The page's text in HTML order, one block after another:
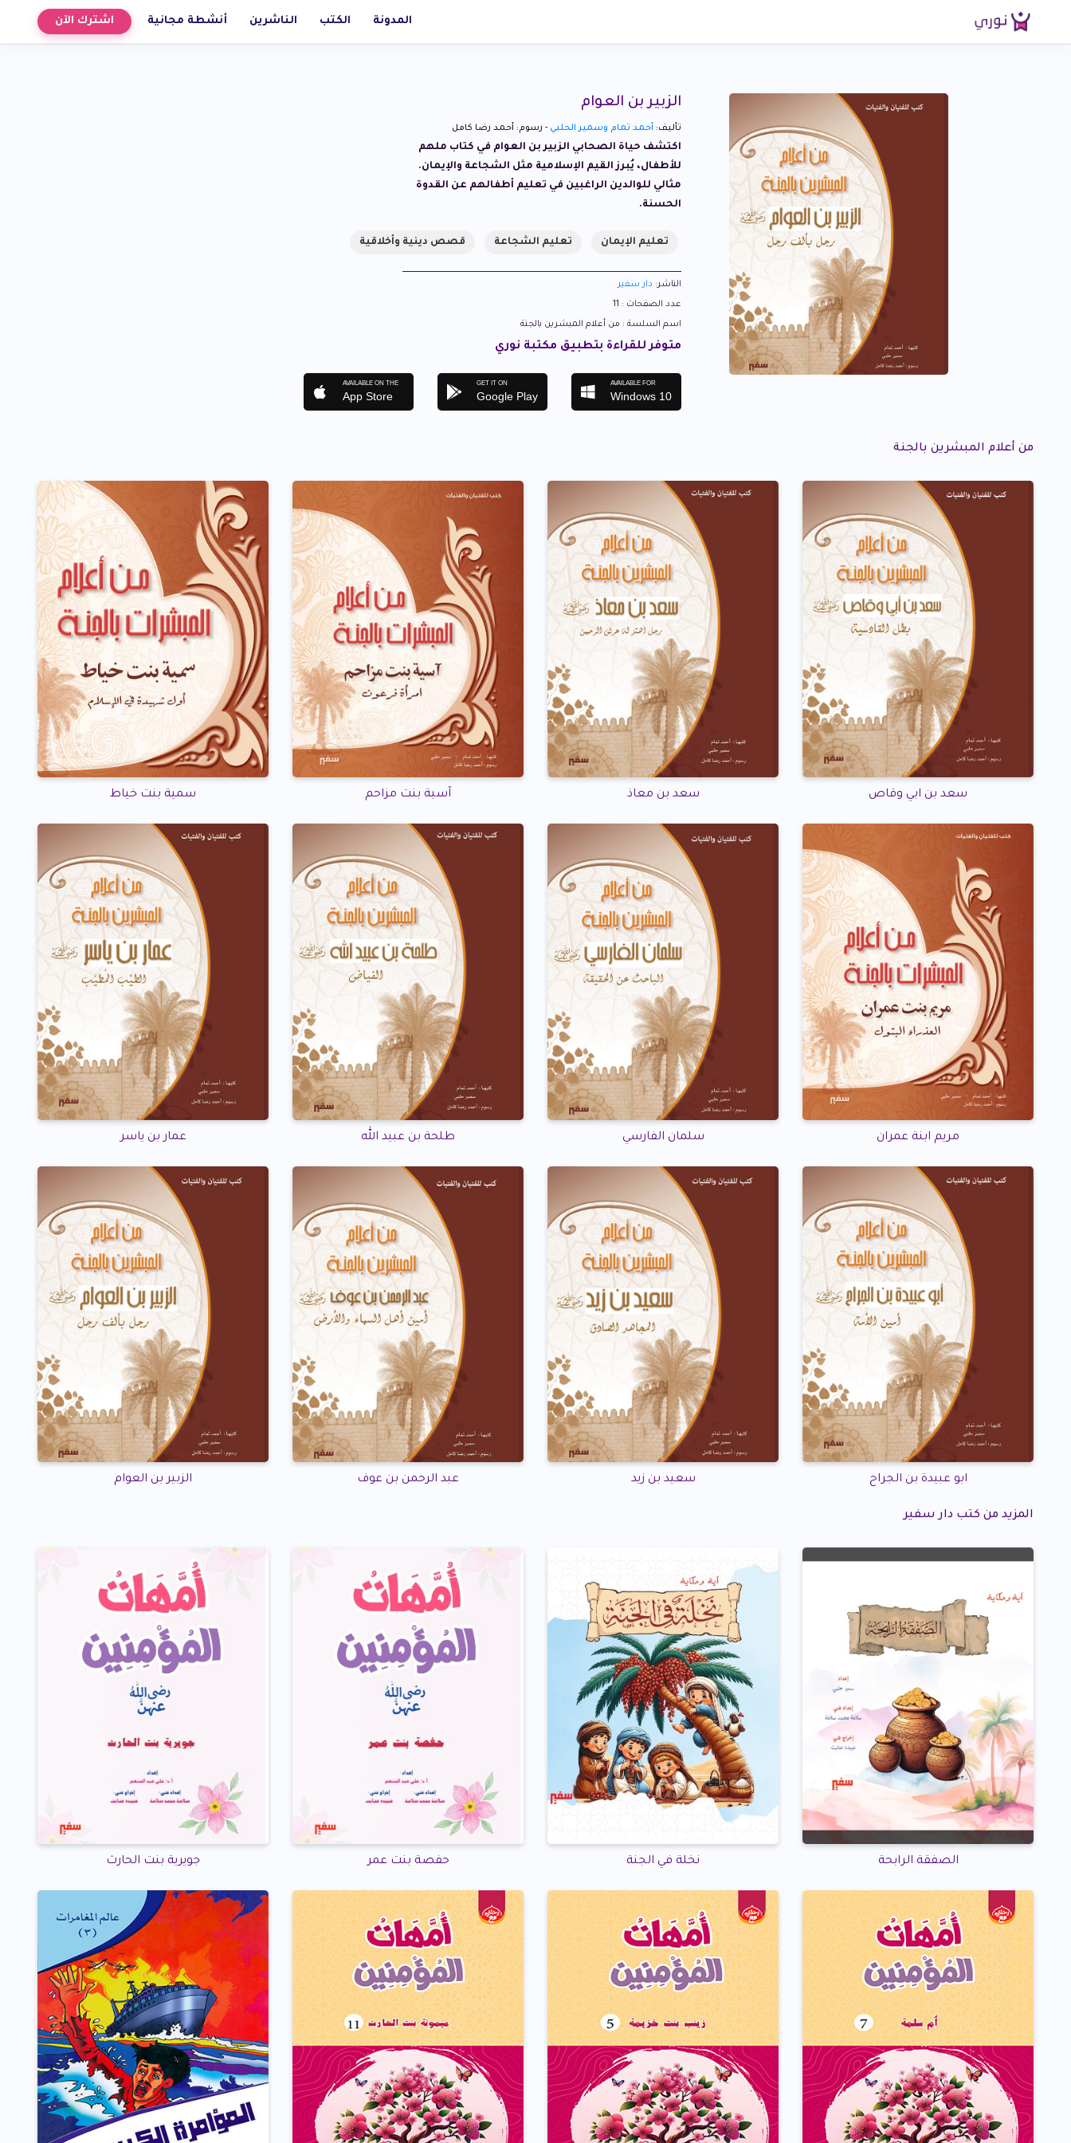
المدونة الكتب الناشرين أنشطة مجانية اشترك الآن
الزبير بن العوام
تأليف: أحمد تمام وسمير الحلبي - رسوم: أحمد رضا كامل
اكتشف حياة الصحابي الزبير بن العوام في كتاب ملهم
للأطفال، يُبرز القيم الإسلامية مثل الشجاعة والإيمان.
مثالي للوالدين الراغبين في تعليم أطفالهم عن القدوة
الحسنة.
تعليم الإيمان تعليم الشجاعة قصص دينية وأخلاقية
الناشر: دار سفير
عدد الصفحات : 11
اسم السلسة : من أعلام المبشرين بالجنة
متوفر للقراءة بتطبيق مكتبة نوري
AVAILABLE ON THE
App Store
GET IT ON
Google Play
AVAILABLE FOR
Windows 10
من أعلام المبشرين بالجنة
سعد بن ابي وقاص سعد بن معاذ آسية بنت مزاحم سمية بنت خياط
مريم ابنة عمران سلمان الفارسي طلحة بن عبيد الله عمار بن ياسر
ابو عبيدة بن الجراح سعيد بن زيد عبد الرحمن بن عوف الزبير بن العوام
المزيد من كتب دار سفير
الصفقة الرابحة نخلة في الجنة حفصة بنت عمر جويرية بنت الحارث